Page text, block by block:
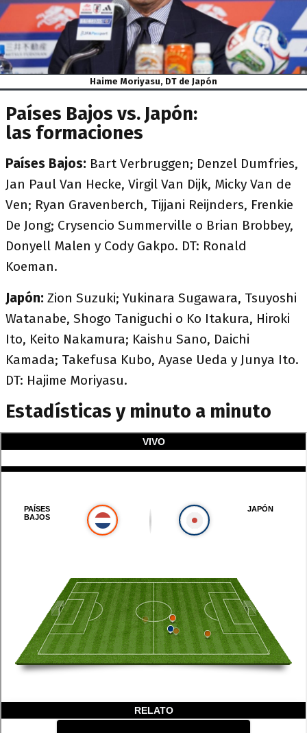
Haime Moriyasu, DT de Japón
Países Bajos vs. Japón:
las formaciones
Países Bajos: Bart Verbruggen; Denzel Dumfries,
Jan Paul Van Hecke, Virgil Van Dijk, Micky Van de
Ven; Ryan Gravenberch, Tijjani Reijnders, Frenkie
De Jong; Crysencio Summerville o Brian Brobbey,
Donyell Malen y Cody Gakpo. DT: Ronald
Koeman.
Japón: Zion Suzuki; Yukinara Sugawara, Tsuyoshi
Watanabe, Shogo Taniguchi o Ko Itakura, Hiroki
Ito, Keito Nakamura; Kaishu Sano, Daichi
Kamada; Takefusa Kubo, Ayase Ueda y Junya Ito.
DT: Hajime Moriyasu.
Estadísticas y minuto a minuto